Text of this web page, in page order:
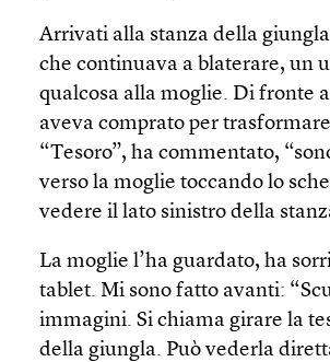
Arrivati alla stanza della
che continuava a blaterare, un
qualcosa alla moglie. Di fronte
aveva comprato per
“Tesoro”, ha commentato,
verso la moglie toccando lo
vedere il lato sinistro della
La moglie l’ha guardato, ha
tablet. Mi sono fatto avanti:
immagini. Si chiama girare la
della giungla. Può vederla